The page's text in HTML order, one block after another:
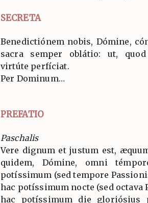
SECRETA
Benedictiónem nobis, Dómine,
sacra semper oblátio: ut,
virtúte perfíciat.
Per Dominum…
PREFATIO
Paschalis
Vere dignum et justum est,
quidem, Dómine, omni
potíssimum (sed tempore
hac potíssimum nocte (sed octava
hac potíssimum die gloriósius